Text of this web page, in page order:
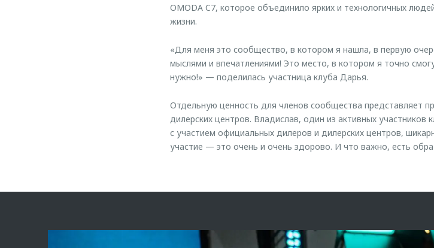
OMODA C7, которое объединило ярких и технологичных
жизни.
«Для меня это сообщество, в котором я нашла, в первую
мыслями и впечатлениями! Это место, в котором я точно
нужно!» — поделилась участница клуба Дарья.
Отдельную ценность для членов сообщества представляет
дилерских центров. Владислав, один из активных
с участием официальных дилеров и дилерских центров,
участие — это очень и очень здорово. И что важно, есть